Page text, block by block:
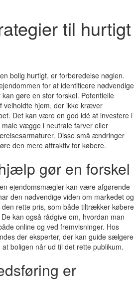
til hurtigt
bolig hurtigt, er forberedelse nøglen.
for at identificere nødvendige
gøre en stor forskel. Potentielle
velholdte hjem, der ikke kræver
Det kan være en god idé at investere i
vægge i neutrale farver eller
Disse små ændringer
den mere attraktiv for købere.
gør en forskel
ejendomsmægler kan være afgørende
den nødvendige viden om markedet og
rette pris, som både tiltrækker købere
kan også rådgive om, hvordan man
online og ved fremvisninger. Hos
der eksperter, der kan guide sælgere
boligen når ud til det rette publikum.
er